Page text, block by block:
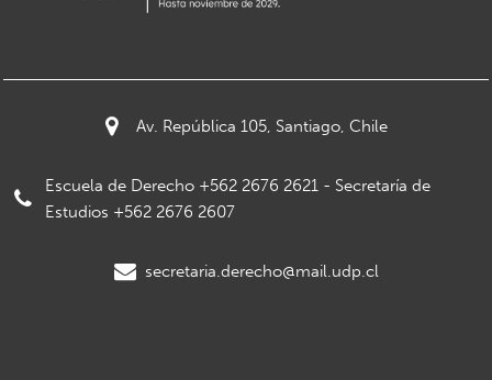
Av. República 105, Santiago, Chile
Escuela de Derecho +562 2676 2621 - Secretaría de
Estudios +562 2676 2607
secretaria.derecho@mail.udp.cl